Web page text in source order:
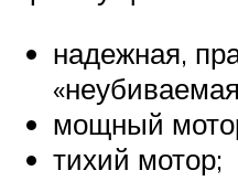
надежная,
мощный
тихий мотор;